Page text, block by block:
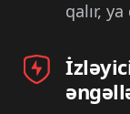
qalır,